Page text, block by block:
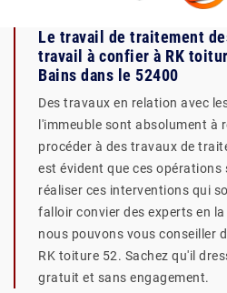
Le travail de traitement
travail à confier à RK
Bains dans le 52400
Des travaux en relation avec
l'immeuble sont absolument à
procéder à des travaux de
est évident que ces
réaliser ces interventions qui
falloir convier des experts en
nous pouvons vous conseiller
RK toiture 52. Sachez qu'il
gratuit et sans engagement.